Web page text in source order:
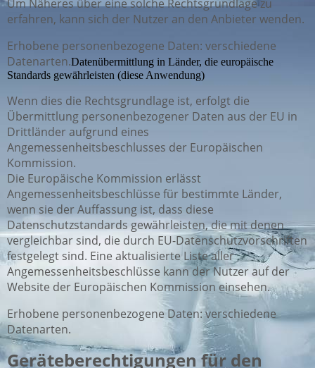
Um Näheres über eine solche Rechtsgrundlage zu
erfahren, kann sich der Nutzer an den Anbieter wenden.
Erhobene personenbezogene Daten: verschiedene
Datenarten.Datenübermittlung in Länder, die europäische
Standards gewährleisten (diese Anwendung)
Wenn dies die Rechtsgrundlage ist, erfolgt die
Übermittlung personenbezogener Daten aus der EU in
Drittländer aufgrund eines
Angemessenheitsbeschlusses der Europäischen
Kommission.
Die Europäische Kommission erlässt
Angemessenheitsbeschlüsse für bestimmte Länder,
wenn sie der Auffassung ist, dass diese
Datenschutzstandards gewährleisten, die mit denen
vergleichbar sind, die durch EU-Datenschutzvorschriften
festgelegt sind. Eine aktualisierte Liste aller
Angemessenheitsbeschlüsse kann der Nutzer auf der
Website der Europäischen Kommission einsehen.
Erhobene personenbezogene Daten: verschiedene
Datenarten.
Geräteberechtigungen für den